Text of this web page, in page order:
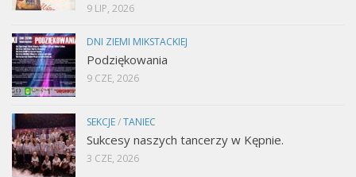
9 LIP, 2026
DNI ZIEMI MIKSTACKIEJ
Podziękowania
9 CZE, 2026
SEKCJE/TANIEC
Sukcesy naszych tancerzy w Kępnie.
3 CZE, 2026